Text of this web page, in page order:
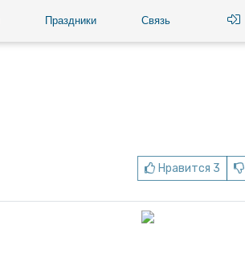
Праздники Связь
Нравится 3